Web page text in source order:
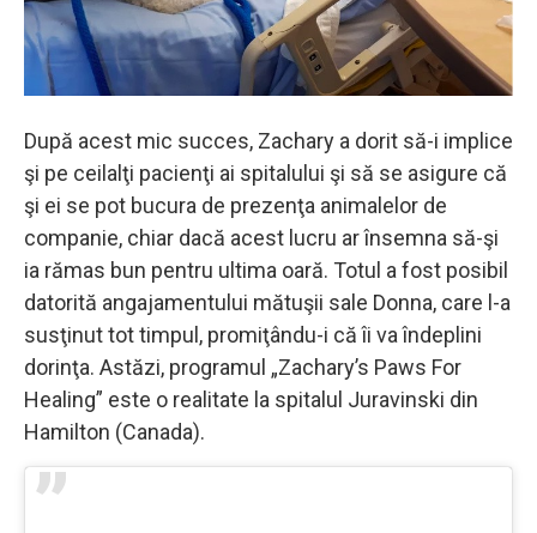
După acest mic succes, Zachary a dorit să-i implice
şi pe ceilalţi pacienţi ai spitalului şi să se asigure că
şi ei se pot bucura de prezenţa animalelor de
companie, chiar dacă acest lucru ar însemna să-şi
ia rămas bun pentru ultima oară. Totul a fost posibil
datorită angajamentului mătuşii sale Donna, care l-a
susţinut tot timpul, promiţându-i că îi va îndeplini
dorinţa. Astăzi, programul „Zachary’s Paws For
Healing” este o realitate la spitalul Juravinski din
Hamilton (Canada).